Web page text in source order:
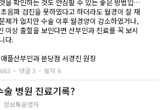
을 확인하는 것도 안심할 수 있는 좋은 방법입니
음파 검진을 못하였다고 하더라도 월경이 잘 재
제가 없지만 수술 이후 월경양이 감소하였거나,
이상 출혈을 보인다면 산부인과 진료를 꼭 보시
다.
플산부인과 분당점 서경진 원장
댓글 3 토닥 6
술 병원 진료기록?
정보톡운영자